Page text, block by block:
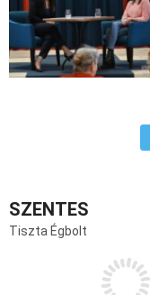
SZENTES
Tiszta Égbolt